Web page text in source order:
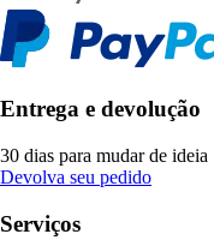
Entrega e devolução
30 dias para mudar de ideia
Devolva seu pedido
Serviços